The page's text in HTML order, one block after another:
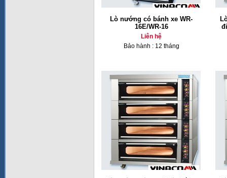
Lò nướng có bánh xe WR-
16E/WR-16
Liên hệ
Bảo hành : 12 tháng